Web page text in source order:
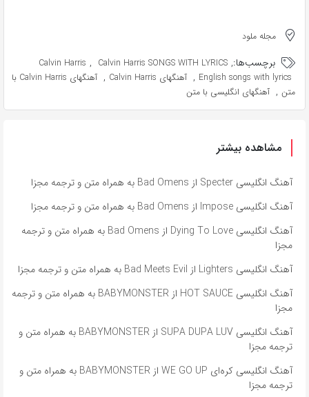
مجله ملود
برچسب‌ها: Calvin Harris , Calvin Harris SONGS WITH LYRICS ,
English songs with lyrics
, آهنگهای Calvin Harris ,
آهنگهای Calvin Harris با
متن , آهنگهای انگلیسی با متن
مشاهده بیشتر
آهنگ انگلیسی Specter از Bad Omens به همراه متن و ترجمه مجزا
آهنگ انگلیسی Impose از Bad Omens به همراه متن و ترجمه مجزا
آهنگ انگلیسی Dying To Love از Bad Omens به همراه متن و ترجمه
مجزا
آهنگ انگلیسی Lighters از Bad Meets Evil به همراه متن و ترجمه مجزا
آهنگ انگلیسی HOT SAUCE از BABYMONSTER به همراه متن و ترجمه
مجزا
آهنگ انگلیسی SUPA DUPA LUV از BABYMONSTER به همراه متن و
ترجمه مجزا
آهنگ انگلیسی کره‌ای WE GO UP از BABYMONSTER به همراه متن و
ترجمه مجزا